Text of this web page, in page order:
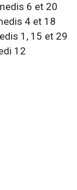
6 et 20
4 et 18
1, 15 et 29
12